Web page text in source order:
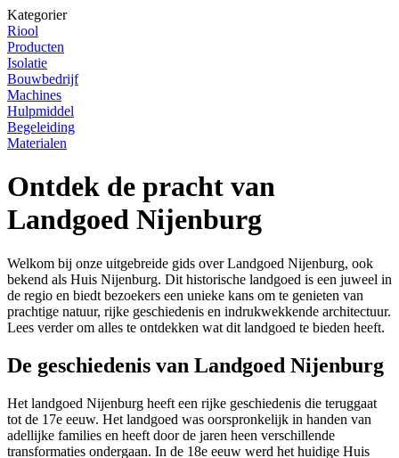
Kategorier
Riool
Producten
Isolatie
Bouwbedrijf
Machines
Hulpmiddel
Begeleiding
Materialen
Ontdek de pracht van
Landgoed Nijenburg
Welkom bij onze uitgebreide gids over Landgoed Nijenburg, ook
bekend als Huis Nijenburg. Dit historische landgoed is een juweel in
de regio en biedt bezoekers een unieke kans om te genieten van
prachtige natuur, rijke geschiedenis en indrukwekkende architectuur.
Lees verder om alles te ontdekken wat dit landgoed te bieden heeft.
De geschiedenis van Landgoed Nijenburg
Het landgoed Nijenburg heeft een rijke geschiedenis die teruggaat
tot de 17e eeuw. Het landgoed was oorspronkelijk in handen van
adellijke families en heeft door de jaren heen verschillende
transformaties ondergaan. In de 18e eeuw werd het huidige Huis